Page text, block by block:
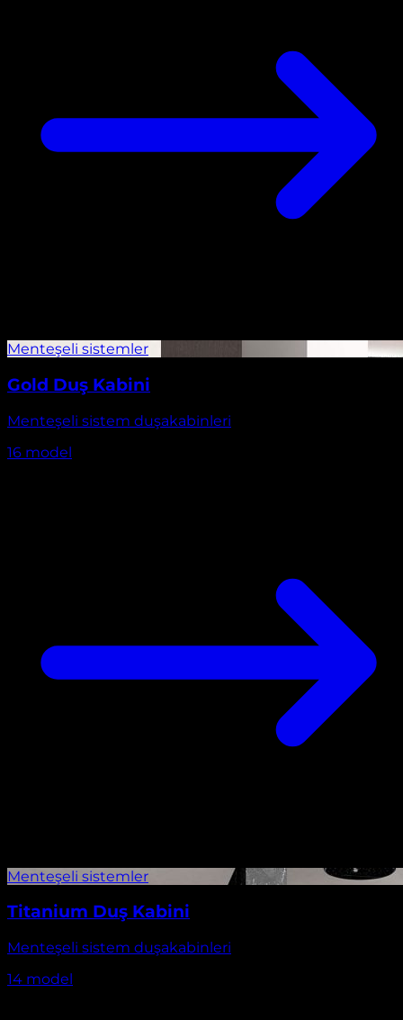
Gold Duş Kabini
Menteşeli sistem duşakabinleri
16 model
Titanium Duş Kabini
Menteşeli sistem duşakabinleri
14 model